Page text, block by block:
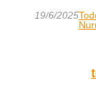
19/6/2025